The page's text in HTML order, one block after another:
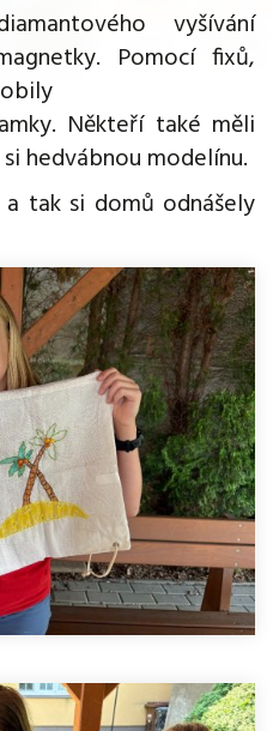
vyšívání
Pomocí fixů,
Někteří také měli
hedvábnou modelínu.
tak si domů odnášely